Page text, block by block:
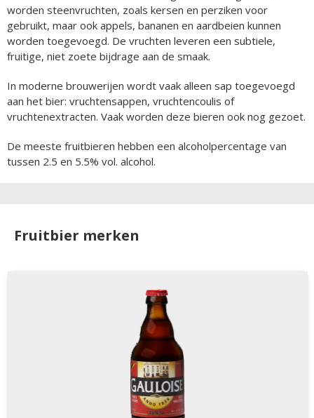
worden steenvruchten, zoals kersen en perziken voor
gebruikt, maar ook appels, bananen en aardbeien kunnen
worden toegevoegd. De vruchten leveren een subtiele,
fruitige, niet zoete bijdrage aan de smaak.
In moderne brouwerijen wordt vaak alleen sap toegevoegd
aan het bier: vruchtensappen, vruchtencoulis of
vruchtenextracten. Vaak worden deze bieren ook nog gezoet.
De meeste fruitbieren hebben een alcoholpercentage van
tussen 2.5 en 5.5% vol. alcohol.
Fruitbier merken